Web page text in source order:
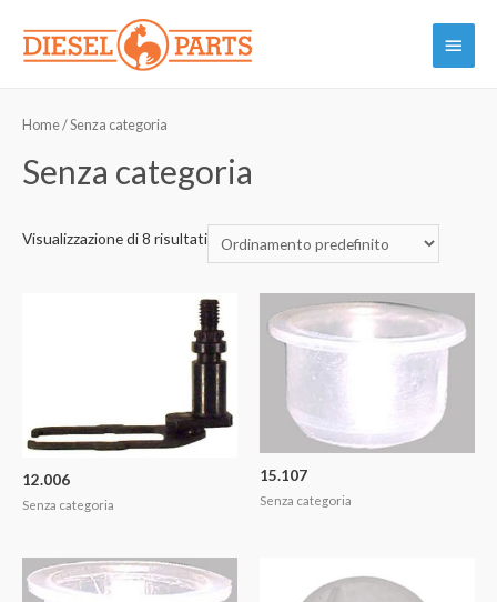
contenuto
Menu
Home/ Senza categoria
Senza categoria
Visualizzazione di 8 risultati
12.006
Senza categoria
15.107
Senza categoria